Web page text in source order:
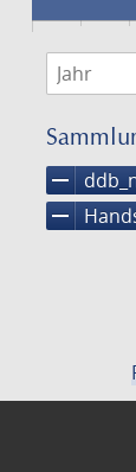
1474
remove
remove